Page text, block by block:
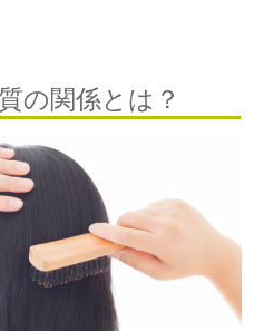
の関係とは？